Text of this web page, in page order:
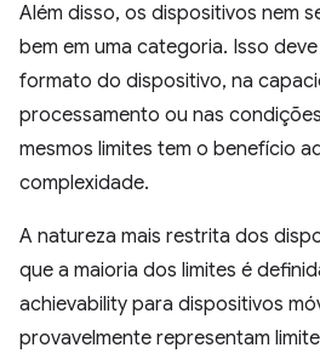
Além disso, os dispositivos nem
bem em uma categoria. Isso
formato do dispositivo, na
processamento ou nas
mesmos limites tem o benefício
complexidade.
A natureza mais restrita dos
que a maioria dos limites é
achievability para dispositivos
provavelmente representam